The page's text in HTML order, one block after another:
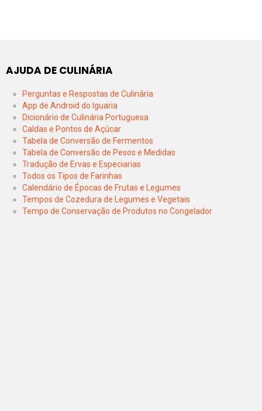
AJUDA DE CULINÁRIA
Perguntas e Respostas de Culinária
App de Android do Iguaria
Dicionário de Culinária Portuguesa
Caldas e Pontos de Açúcar
Tabela de Conversão de Fermentos
Tabela de Conversão de Pesos e Medidas
Tradução de Ervas e Especiarias
Todos os Tipos de Farinhas
Calendário de Épocas de Frutas e Legumes
Tempos de Cozedura de Legumes e Vegetais
Tempo de Conservação de Produtos no Congelador